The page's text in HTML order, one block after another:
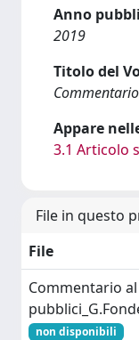
Anno
2019
Titolo del
Appare
3.1 Articolo
File in questo
File
Commentario
non disponibili